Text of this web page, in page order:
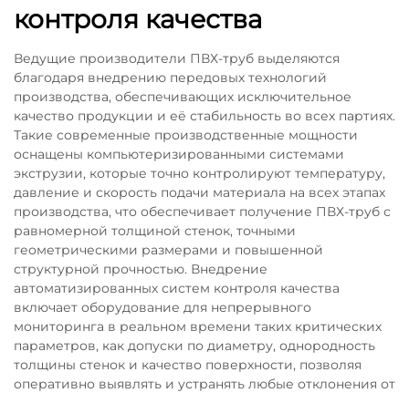
контроля качества
Ведущие производители ПВХ-труб выделяются
благодаря внедрению передовых технологий
производства, обеспечивающих исключительное
качество продукции и её стабильность во всех партиях.
Такие современные производственные мощности
оснащены компьютеризированными системами
экструзии, которые точно контролируют температуру,
давление и скорость подачи материала на всех этапах
производства, что обеспечивает получение ПВХ-труб с
равномерной толщиной стенок, точными
геометрическими размерами и повышенной
структурной прочностью. Внедрение
автоматизированных систем контроля качества
включает оборудование для непрерывного
мониторинга в реальном времени таких критических
параметров, как допуски по диаметру, однородность
толщины стенок и качество поверхности, позволяя
оперативно выявлять и устранять любые отклонения от